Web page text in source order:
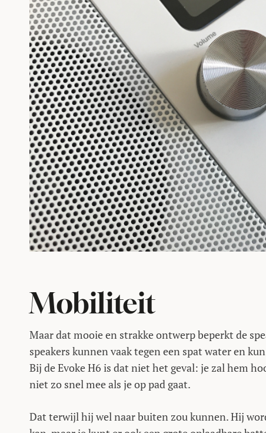
Mobiliteit
Maar dat mooie en strakke ontwerp beperkt de
speakers kunnen vaak tegen een spat water en
Bij de Evoke H6 is dat niet het geval: je zal hem
niet zo snel mee als je op pad gaat.
Dat terwijl hij wel naar buiten zou kunnen. Hij